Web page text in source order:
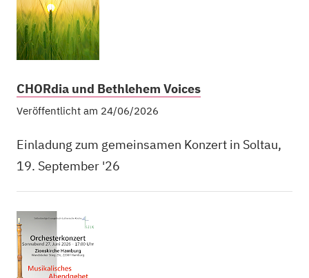
CHORdia und Bethlehem Voices
Veröffentlicht am 24/06/2026
Einladung zum gemeinsamen Konzert in Soltau,
19. September '26